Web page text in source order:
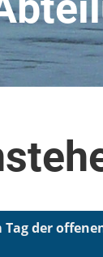
der